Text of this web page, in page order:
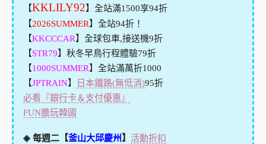
【KKLILY92】全站滿1500享94折
【2026SUMMER】全站94折！
【KKCCCAR】全球包車,接送機9折
【STR79】秋冬早鳥行程體驗79折
【1000SUMMER】全站滿萬折1000
【JPTRAIN】 日本鐵路(無低消)95折
必看『銀行卡＆支付優惠』
FUN膽玩韓國
◈ 每週二【釜山大邱慶州】 活動折扣